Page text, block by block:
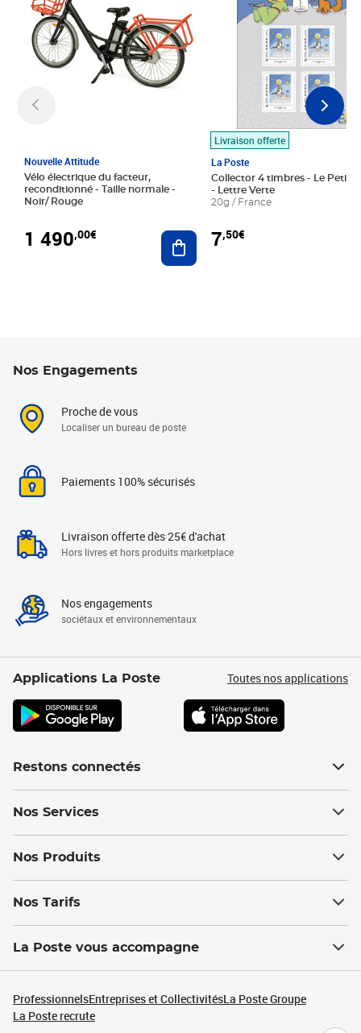
Nouvelle Attitude
Vélo électrique du facteur,
reconditionné - Taille normale -
Noir/ Rouge
1 490,00€ Ajouter au panier
Livraison offerte
La Poste
Collector 4 timbres - Le Petit
- Lettre Verte
20g / France
7,50€
Nos Engagements
Proche de vous
Localiser un bureau de poste
Paiements 100% sécurisés
Livraison offerte dès 25€ d'achat
Hors livres et hors produits marketplace
Nos engagements
sociétaux et environnementaux
Applications La Poste Toutes nos applications
Restons connectés
Nos Services
Nos Produits
Nos Tarifs
La Poste vous accompagne
ProfessionnelsEntreprises et CollectivitésLa Poste Groupe
La Poste recrute